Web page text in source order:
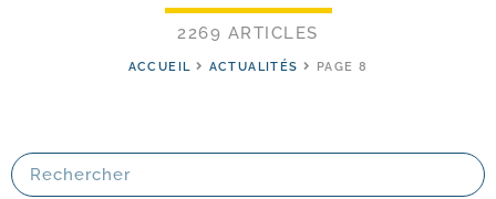
2269 ARTICLES
ACCUEIL ACTUALITÉS PAGE 8